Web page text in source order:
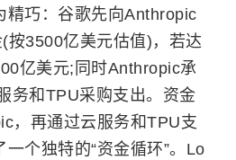
精巧：谷歌先向Anthropic
按3500亿美元估值)，若达
亿美元;同时Anthropic承
务和TPU采购支出。资金
，再通过云服务和TPU支
个独特的“资金循环”。Lo